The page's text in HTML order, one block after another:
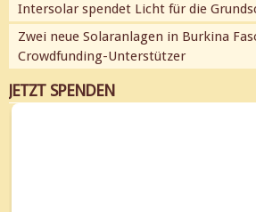
Intersolar spendet Licht für die
Zwei neue Solaranlagen in Burkina
Crowdfunding-Unterstützer
JETZT SPENDEN